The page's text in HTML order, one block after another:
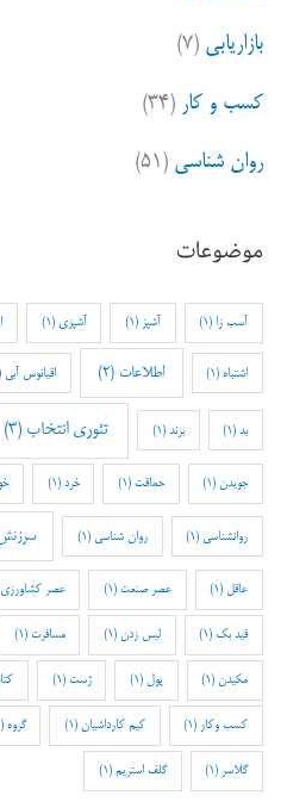
بازاریابی (۷)
کسب و کار (۳۴)
روان شناسی (۵۱)
موضوعات
آسب زا (1) آشپز (1) آشپزی (1)
اشتباه (1) اطلاعات (2) اقیانوس آبی (1)
بد(1) برند (1) تئوری انتخاب (3)
جویدن (1) حماقت (1) خرد (1)
روانشناسی (1) روان شناسی (1)
عاقل (1) عصر صنعت (1) عصر کشاورزی
فید بک(1) لیس زدن (1) مسافرت (1)
مکیدن (1) پول (1) ژست (1)
کسب وکار (1) کیم کارداشیان (1) گروه (1)
گلاسر (1) گلف استریم (1)